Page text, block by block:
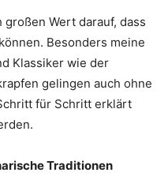
Wert darauf, dass
Besonders meine
Klassiker wie der
gelingen auch ohne
für Schritt erklärt
Traditionen